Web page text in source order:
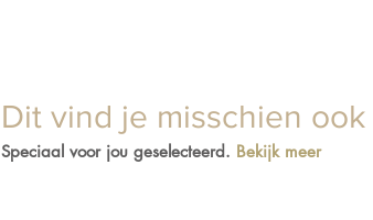
Dit vind je misschien
Speciaal voor jou geselecteerd. Bekijk meer